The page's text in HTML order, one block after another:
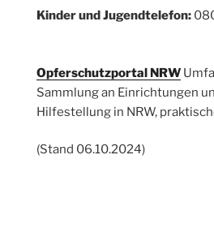
Kinder und Jugendtelefon:
Opferschutzportal NRW
Sammlung an Einrichtungen
Hilfestellung in NRW,
(Stand 06.10.2024)